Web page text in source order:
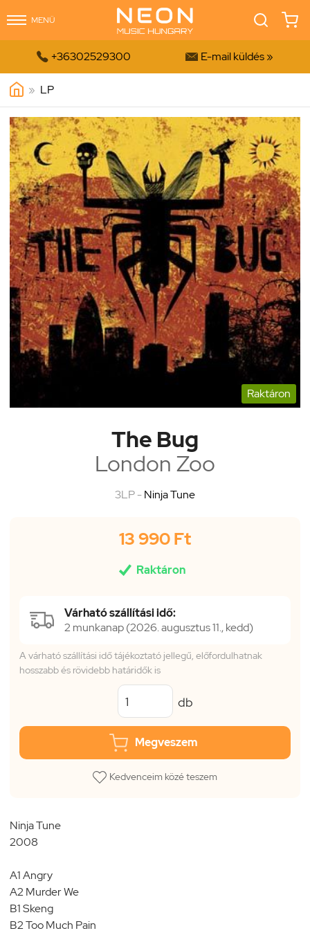
MENÜ
 +36302529300  E-mail küldés »
» LP
Raktáron
The Bug
London Zoo
3LP -Ninja Tune
13 990 Ft
 Raktáron
Várható szállítási idő:
2 munkanap (2026. augusztus 11., kedd)
A várható szállítási idő tájékoztató jellegű, előfordulhatnak
hosszabb és rövidebb határidők is
db
Megveszem
Kedvenceim közé teszem
Ninja Tune
2008
A1 Angry
A2 Murder We
B1 Skeng
B2 Too Much Pain